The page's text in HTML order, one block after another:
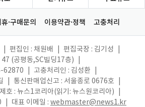
·구매문의 이용약관·정책 고충처리
편집인 : 채원배 편집국장 : 김기성
(공평동,SC빌딩17층)
62870
고충처리인 : 김성환
통신판매업신고 : 서울종로 0676호
제호 : 뉴스1코리아(읽기: 뉴스원코리아)
대표 이메일 : webmaster@news1.kr